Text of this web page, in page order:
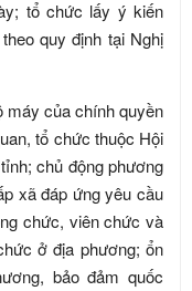
tổ chức lấy ý kiến
quy định tại Nghị
máy của chính quyền
tổ chức thuộc Hội
chủ động phương
xã đáp ứng yêu cầu
chức, viên chức và
ở địa phương; ổn
bảo đảm quốc